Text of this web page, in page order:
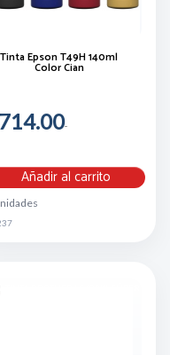
Tinta Epson T49H 140ml
Color Cian
Añadir al carrito